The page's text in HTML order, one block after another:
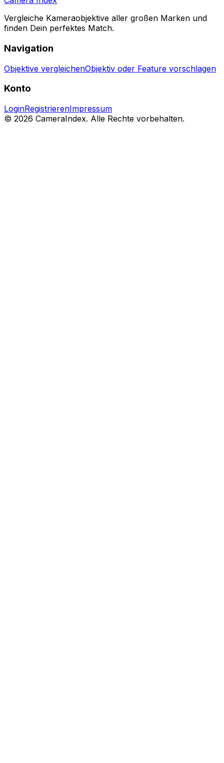
Vergleiche Kameraobjektive aller großen Marken und
finden Dein perfektes Match.
Navigation
Objektive vergleichenObjektiv oder Feature vorschlagen
Konto
LoginRegistrierenImpressum
© 2026 CameraIndex. Alle Rechte vorbehalten.